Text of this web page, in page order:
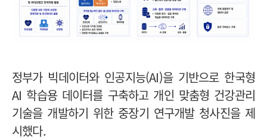
정부가 빅데이터와 인공지능(AI)을 기반으로 한국형
AI 학습용 데이터를 구축하고 개인 맞춤형 건강관리
기술을 개발하기 위한 중장기 연구개발 청사진을 제
시했다.